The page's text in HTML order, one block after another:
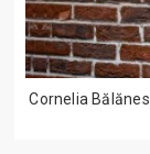
Cornelia